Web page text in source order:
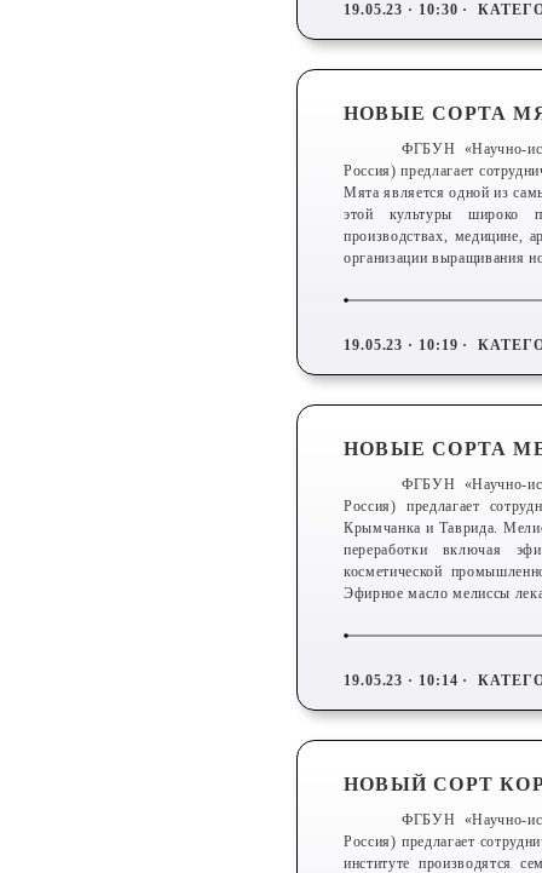
19.05.23 · 10:30 ·
НОВЫЕ СОРТА
ФГБУН «Научно-
Россия) предлагает
Мята является одной из
этой культуры широко
производствах, медицине,
организации выращивания
19.05.23 · 10:19 ·
НОВЫЕ СОРТА
ФГБУН «Научно-
Россия) предлагает
Крымчанка и Таврида.
переработки включая
косметической
Эфирное масло мелиссы
19.05.23 · 10:14 ·
НОВЫЙ СОРТ
ФГБУН «Научно-
Россия) предлагает
институте производятся